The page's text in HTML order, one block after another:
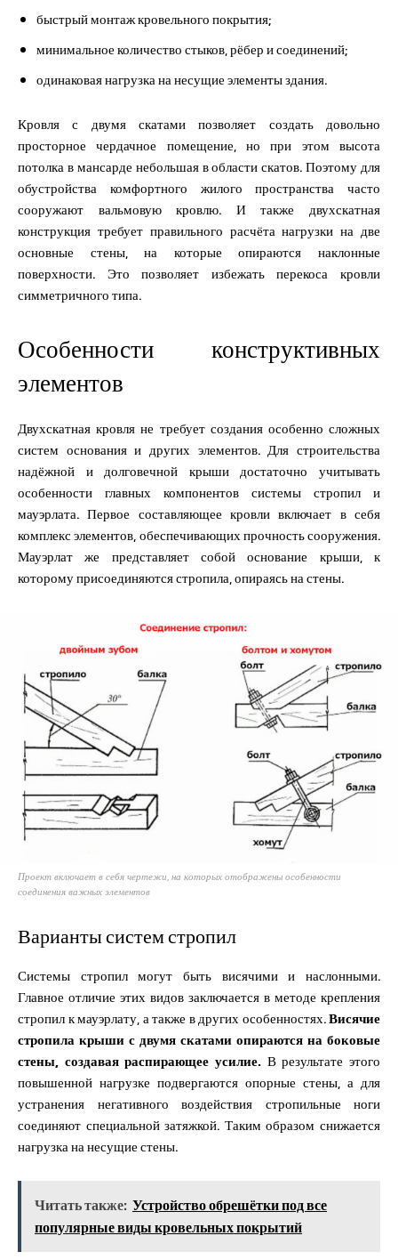
быстрый монтаж кровельного покрытия;
минимальное количество стыков, рёбер и соединений;
одинаковая нагрузка на несущие элементы здания.
Кровля с двумя скатами позволяет создать довольно
просторное чердачное помещение, но при этом высота
потолка в мансарде небольшая в области скатов. Поэтому для
обустройства комфортного жилого пространства часто
сооружают вальмовую кровлю. И также двухскатная
конструкция требует правильного расчёта нагрузки на две
основные стены, на которые опираются наклонные
поверхности. Это позволяет избежать перекоса кровли
симметричного типа.
Особенности конструктивных
элементов
Двухскатная кровля не требует создания особенно сложных
систем основания и других элементов. Для строительства
надёжной и долговечной крыши достаточно учитывать
особенности главных компонентов системы стропил и
мауэрлата. Первое составляющее кровли включает в себя
комплекс элементов, обеспечивающих прочность сооружения.
Мауэрлат же представляет собой основание крыши, к
которому присоединяются стропила, опираясь на стены.
Проект включает в себя чертежи, на которых отображены особенности
соединения важных элементов
Варианты систем стропил
Системы стропил могут быть висячими и наслонными.
Главное отличие этих видов заключается в методе крепления
стропил к мауэрлату, а также в других особенностях.Висячие
стропила крыши с двумя скатами опираются на боковые
стены, создавая распирающее усилие. В результате этого
повышенной нагрузке подвергаются опорные стены, а для
устранения негативного воздействия стропильные ноги
соединяют специальной затяжкой. Таким образом снижается
нагрузка на несущие стены.
Читать также: Устройство обрешётки под все
популярные виды кровельных покрытий